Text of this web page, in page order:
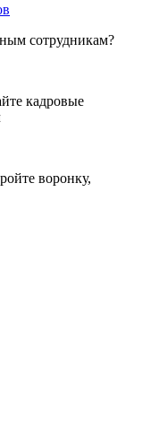
сотрудникам?
кадровые
воронку,